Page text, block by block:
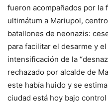
fueron acompañados por la
ultimátum a Mariupol,
batallones de neonazis:
para facilitar el desarme y
intensificación de la
rechazado por alcalde de
este había huido y se
ciudad está hoy bajo